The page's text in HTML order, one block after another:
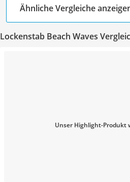
Ähnliche Vergleiche
Lockenstab Beach Waves
Unser Highlight-Produkt